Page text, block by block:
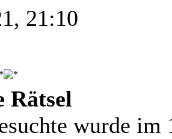
21:10
Rätsel
wurde im